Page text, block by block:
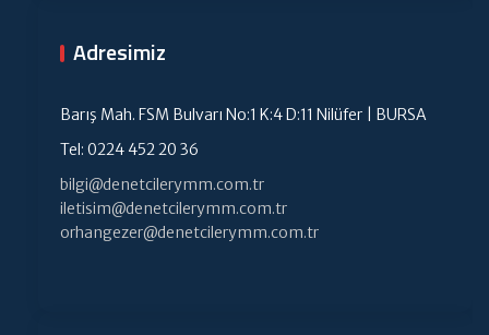
Adresimiz
Barış Mah. FSM Bulvarı No:1 K:4 D:11 Nilüfer | BURSA
Tel: 0224 452 20 36
bilgi@denetcilerymm.com.tr
iletisim@denetcilerymm.com.tr
orhangezer@denetcilerymm.com.tr